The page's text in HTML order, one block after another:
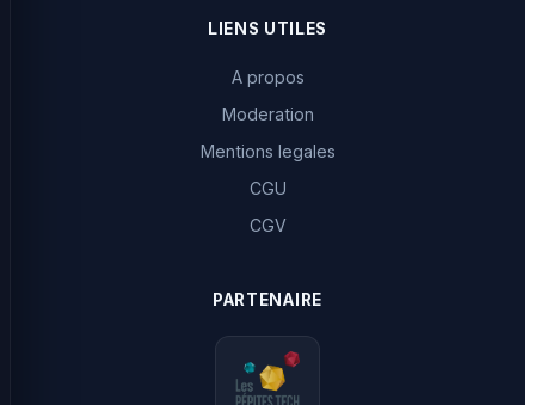
LIENS UTILES
A propos
Moderation
Mentions legales
CGU
CGV
PARTENAIRE